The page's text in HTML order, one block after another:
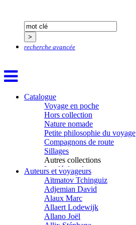
recherche avancée
Catalogue
Voyage en poche
Hors collection
Nature nomade
Petite philosophie du voyage
Compagnons de route
Sillages
Autres collections
La clé des champs
Chemins d’étoiles
Visions
Auteurs et voyageurs
Aïtmatov Tchinguiz
Adjemian David
Alaux Marc
Allaert Lodewijk
Allano Joël